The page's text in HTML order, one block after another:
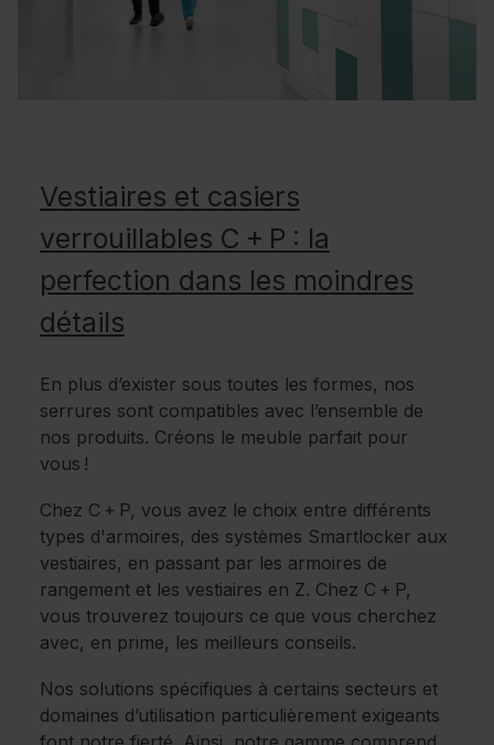
Vestiaires et casiers
verrouillables C + P : la
perfection dans les moindres
détails
En plus d’exister sous toutes les formes, nos
serrures sont compatibles avec l’ensemble de
nos produits. Créons le meuble parfait pour
vous !
Chez C + P, vous avez le choix entre différents
types d'armoires, des systèmes Smartlocker aux
vestiaires, en passant par les armoires de
rangement et les vestiaires en Z. Chez C + P,
vous trouverez toujours ce que vous cherchez
avec, en prime, les meilleurs conseils.
Nos solutions spécifiques à certains secteurs et
domaines d’utilisation particulièrement exigeants